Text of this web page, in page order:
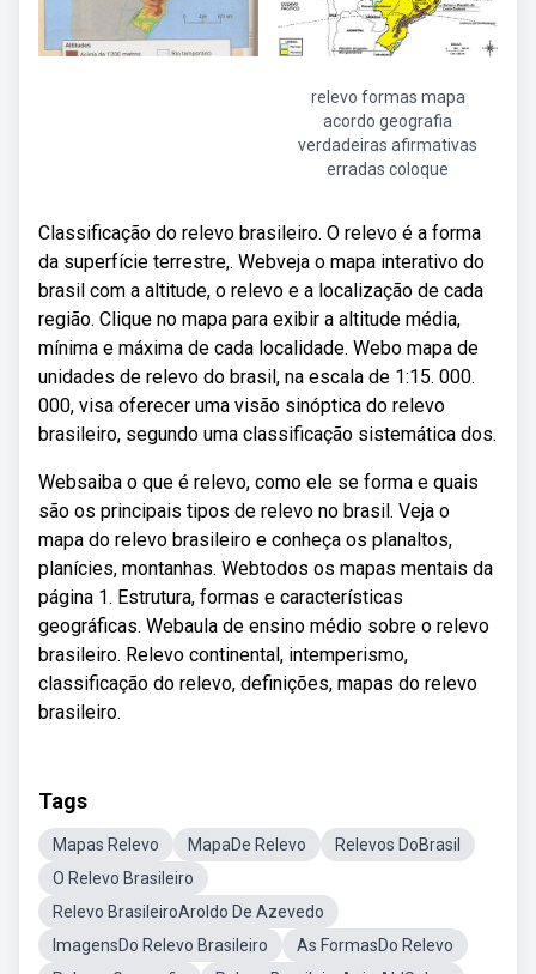
relevo formas mapa
acordo geografia
verdadeiras afirmativas
erradas coloque
Classificação do relevo brasileiro. O relevo é a forma
da superfície terrestre,. Webveja o mapa interativo do
brasil com a altitude, o relevo e a localização de cada
região. Clique no mapa para exibir a altitude média,
mínima e máxima de cada localidade. Webo mapa de
unidades de relevo do brasil, na escala de 1:15. 000.
000, visa oferecer uma visão sinóptica do relevo
brasileiro, segundo uma classificação sistemática dos.
Websaiba o que é relevo, como ele se forma e quais
são os principais tipos de relevo no brasil. Veja o
mapa do relevo brasileiro e conheça os planaltos,
planícies, montanhas. Webtodos os mapas mentais da
página 1. Estrutura, formas e características
geográficas. Webaula de ensino médio sobre o relevo
brasileiro. Relevo continental, intemperismo,
classificação do relevo, definições, mapas do relevo
brasileiro.
Tags
Mapas Relevo MapaDe Relevo
Relevos DoBrasil
O Relevo Brasileiro
Relevo BrasileiroAroldo De Azevedo
ImagensDo Relevo Brasileiro
As FormasDo Relevo